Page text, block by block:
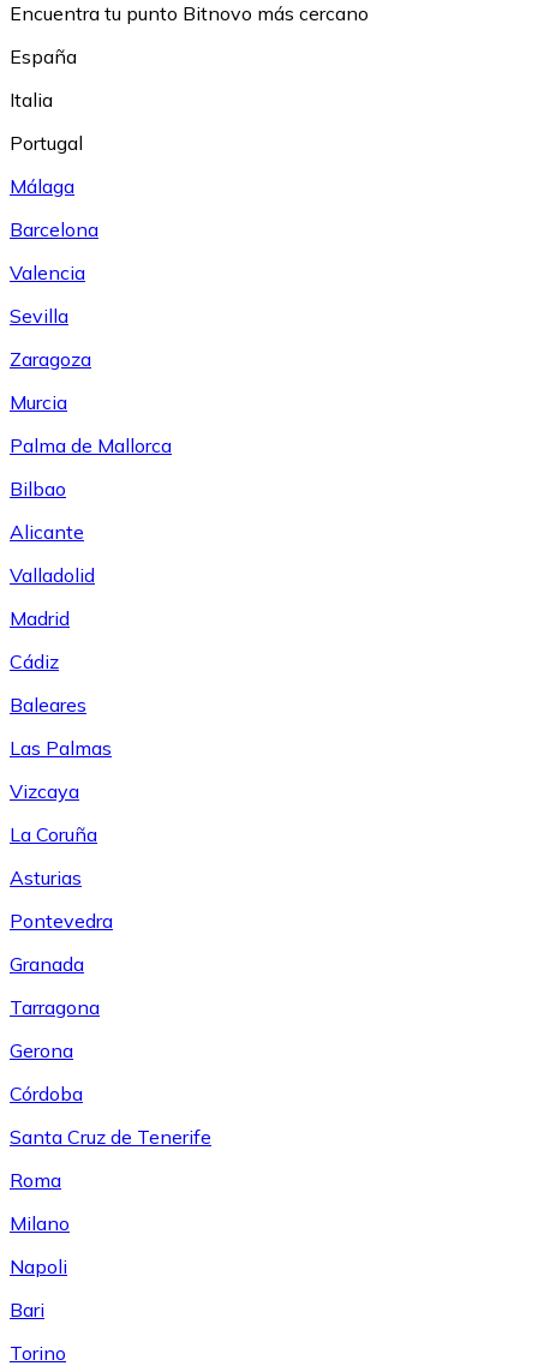
Encuentra tu punto Bitnovo más cercano
España
Italia
Portugal
Málaga
Barcelona
Valencia
Sevilla
Zaragoza
Murcia
Palma de Mallorca
Bilbao
Alicante
Valladolid
Madrid
Cádiz
Baleares
Las Palmas
Vizcaya
La Coruña
Asturias
Pontevedra
Granada
Tarragona
Gerona
Córdoba
Santa Cruz de Tenerife
Roma
Milano
Napoli
Bari
Torino